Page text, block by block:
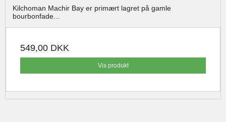
Kilchoman Machir Bay er primært lagret på gamle
bourbonfade...
549,00 DKK
Vis produkt